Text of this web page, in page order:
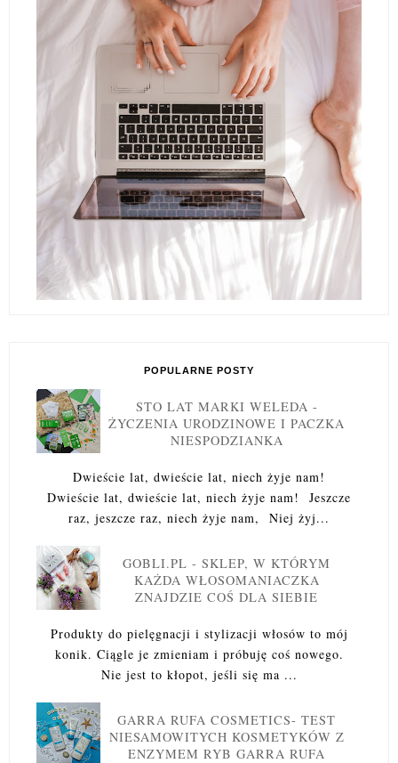
POPULARNE POSTY
STO LAT MARKI WELEDA -
ŻYCZENIA URODZINOWE I PACZKA
NIESPODZIANKA
Dwieście lat, dwieście lat, niech żyje nam!
Dwieście lat, dwieście lat, niech żyje nam! Jeszcze
raz, jeszcze raz, niech żyje nam, Niej żyj...
GOBLI.PL - SKLEP, W KTÓRYM
KAŻDA WŁOSOMANIACZKA
ZNAJDZIE COŚ DLA SIEBIE
Produkty do pielęgnacji i stylizacji włosów to mój
konik. Ciągle je zmieniam i próbuję coś nowego.
Nie jest to kłopot, jeśli się ma ...
GARRA RUFA COSMETICS- TEST
NIESAMOWITYCH KOSMETYKÓW Z
ENZYMEM RYB GARRA RUFA